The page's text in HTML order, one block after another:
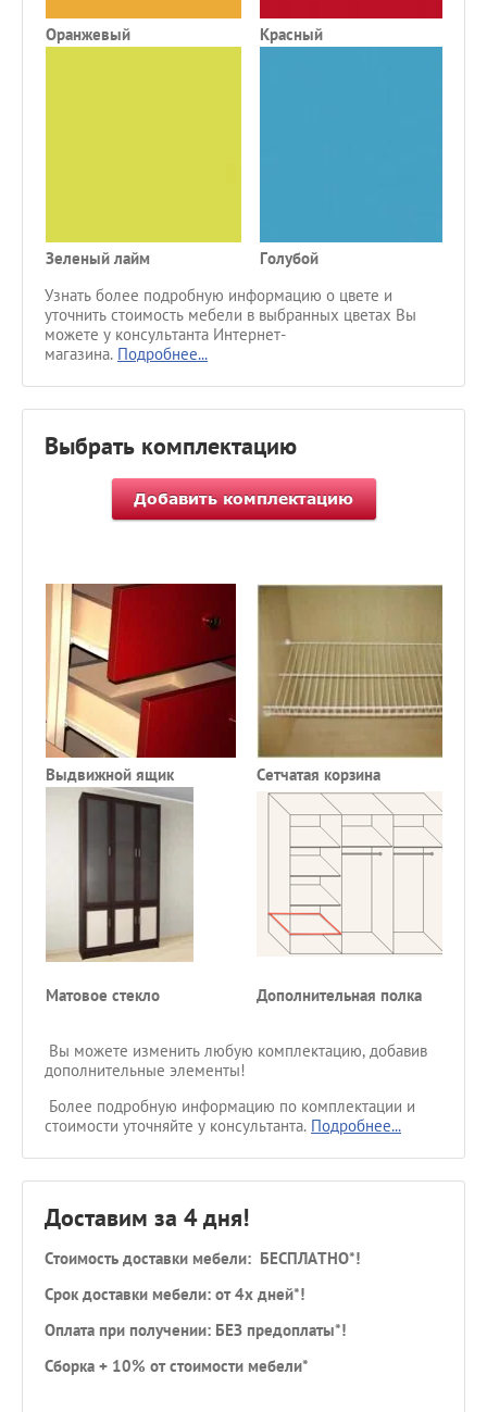
Оранжевый Красный
Зеленый лайм Голубой
Узнать более подробную информацию о цвете и
уточнить стоимость мебели в выбранных цветах Вы
можете у консультанта Интернет-
магазина. Подробнее...
Выбрать комплектацию
Выдвижной ящик Сетчатая корзина
Матовое стекло Дополнительная полка
Вы можете изменить любую комплектацию, добавив
дополнительные элементы!
Более подробную информацию по комплектации и
стоимости уточняйте у консультанта. Подробнее...
Доставим за 4 дня!
Стоимость доставки мебели: БЕСПЛАТНО*!
Срок доставки мебели: от 4х дней*!
Оплата при получении: БЕЗ предоплаты*!
Сборка + 10% от стоимости мебели*